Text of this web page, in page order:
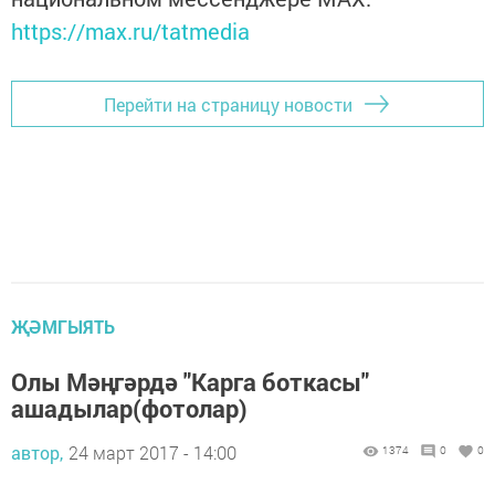
https://max.ru/tatmedia
Перейти на страницу новости
ҖӘМГЫЯТЬ
Олы Мәңгәрдә "Карга боткасы"
ашадылар(фотолар)
автор, 24 март 2017 - 14:00 1374 0 0